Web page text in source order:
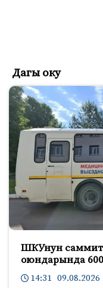
Дагы оку
ШКУнун
оюндарында
14:31 09.08.2026